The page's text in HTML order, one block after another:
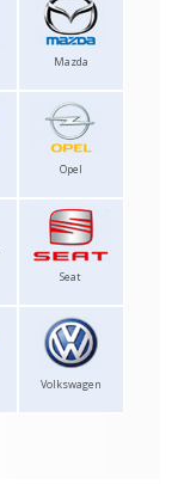
Mazda
Opel
Seat
Volkswagen